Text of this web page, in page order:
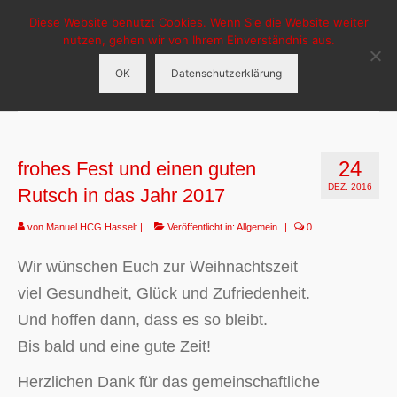
HCG-Hasselt
Aktuelles 24
DEZ. 2016
frohes Fest und einen guten
Rutsch in das Jahr 2017
von Manuel HCG Hasselt | Veröffentlicht in: Allgemein | 0
Wir wünschen Euch zur Weihnachtszeit
viel Gesundheit, Glück und Zufriedenheit.
Und hoffen dann, dass es so bleibt.
Bis bald und eine gute Zeit!
Herzlichen Dank für das gemeinschaftliche
Diese Website benutzt Cookies. Wenn Sie die Website weiter
nutzen, gehen wir von Ihrem Einverständnis aus.
OK Datenschutzerklärung